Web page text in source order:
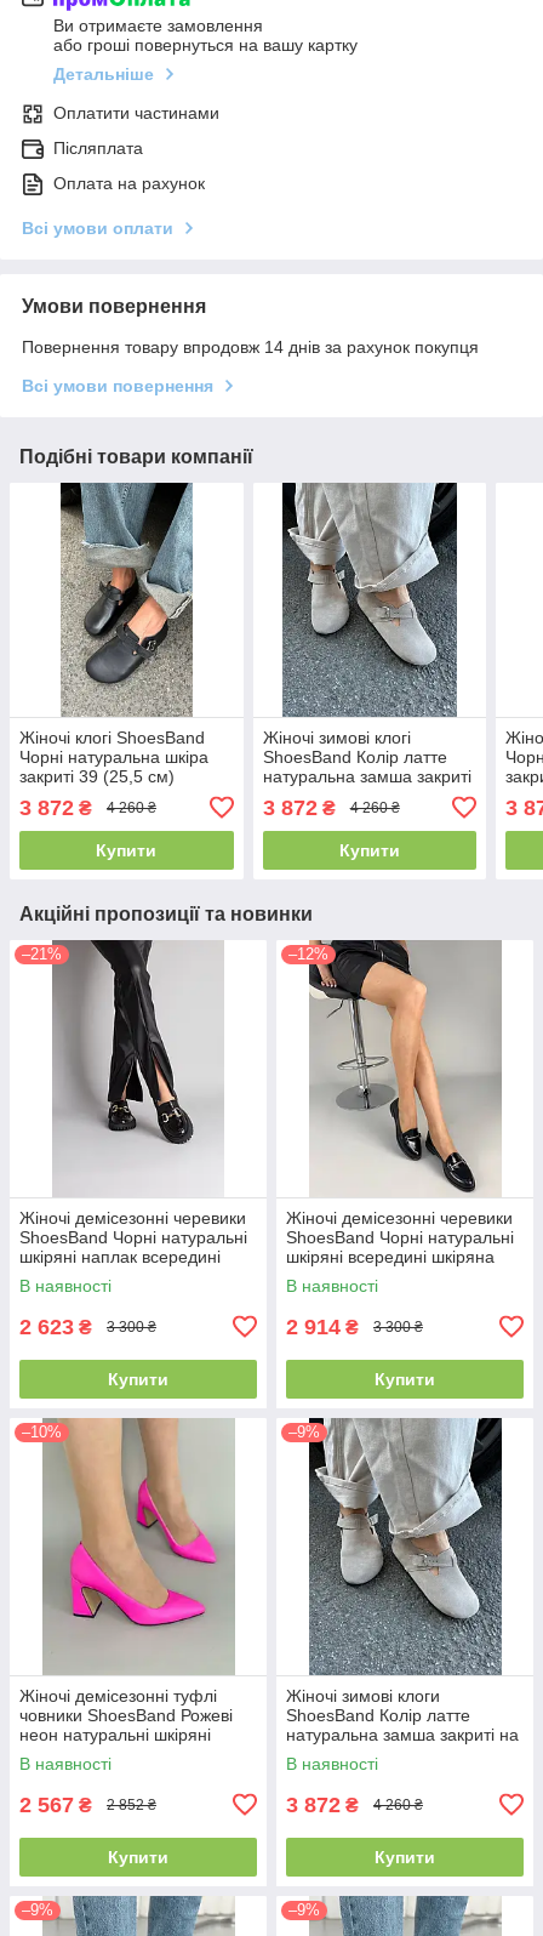
Ви отримаєте замовлення
або гроші повернуться на вашу картку
Детальніше
Оплатити частинами
Післяплата
Оплата на рахунок
Всі умови оплати
Умови повернення
Повернення товару впродовж 14 днів за рахунок покупця
Всі умови повернення
Подібні товари компанії
Жіночі клогі ShoesBand
Чорні натуральна шкіра
закриті 39 (25,5 см)
3 872 ₴ 4 260 ₴
Купити
Жіночі зимові клогі
ShoesBand Колір латте
натуральна замша закриті
(S99231з)
3 872₴ 4 260 ₴
Купити
3
Акційні пропозиції та новинки
–21%
Жіночі демісезонні черевики
ShoesBand Чорні натуральні
шкіряні наплак всередині
шкіряна підкладка 37 (24 см)
(S70011-2)
В наявності
2 623 ₴ 3 300 ₴
Купити
–12%
Жіночі демісезонні черевики
ShoesBand Чорні натуральні
шкіряні всередині шкіряна
підкладка 40 (26 см)
(S99041)
В наявності
2 914 ₴ 3 300 ₴
Купити
–10%
Жіночі демісезонні туфлі
човники ShoesBand Рожеві
неон натуральні шкіряні
всередині шкірпідкладка 36
(23,5 см) (S36011-2)
В наявності
2 567 ₴ 2 852 ₴
Купити
–9%
Жіночі зимові клоги
ShoesBand Колір латте
натуральна замша закриті на
хутрі 39 (25,5 см) (S99231з)
В наявності
3 872 ₴ 4 260 ₴
Купити
–9% –9%